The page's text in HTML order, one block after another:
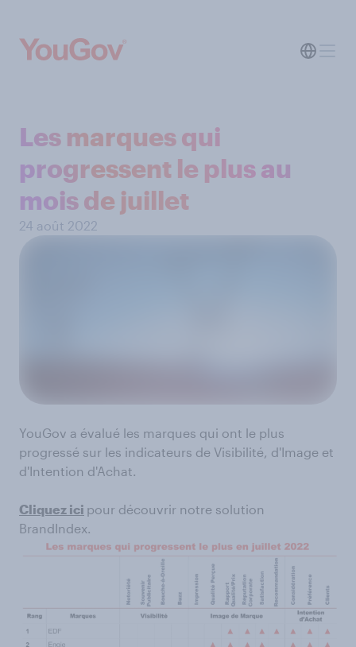
Les marques qui
progressent le plus au
mois de juillet
24 août 2022
YouGov a évalué les marques qui ont le plus
progressé sur les indicateurs de Visibilité, d'Image et
d'Intention d'Achat.
Cliquez ici pour découvrir notre solution
BrandIndex.